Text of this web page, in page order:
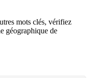
mots clés, vérifiez
géographique de